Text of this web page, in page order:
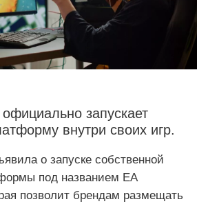
запускает
внутри своих игр.
о запуске собственной
под названием EA
позволит брендам размещать